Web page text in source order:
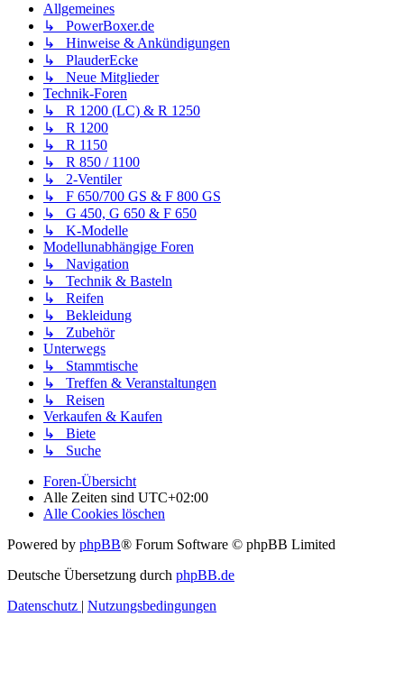
Allgemeines
↳ PowerBoxer.de
↳ Hinweise & Ankündigungen
↳ PlauderEcke
↳ Neue Mitglieder
Technik-Foren
↳ R 1200 (LC) & R 1250
↳ R 1200
↳ R 1150
↳ R 850 / 1100
↳ 2-Ventiler
↳ F 650/700 GS & F 800 GS
↳ G 450, G 650 & F 650
↳ K-Modelle
Modellunabhängige Foren
↳ Navigation
↳ Technik & Basteln
↳ Reifen
↳ Bekleidung
↳ Zubehör
Unterwegs
↳ Stammtische
↳ Treffen & Veranstaltungen
↳ Reisen
Verkaufen & Kaufen
↳ Biete
↳ Suche
Foren-Übersicht
Alle Zeiten sind UTC+02:00
Alle Cookies löschen
Powered by phpBB® Forum Software © phpBB Limited
Deutsche Übersetzung durch phpBB.de
Datenschutz
Nutzungsbedingungen